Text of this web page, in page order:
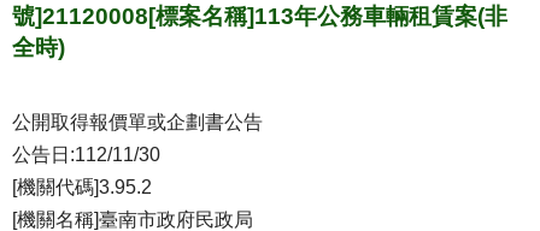
號]21120008[標案名稱]113年公務車輛租賃案(非
全時)
公開取得報價單或企劃書公告
公告日:112/11/30
[機關代碼]3.95.2
[機關名稱]臺南市政府民政局